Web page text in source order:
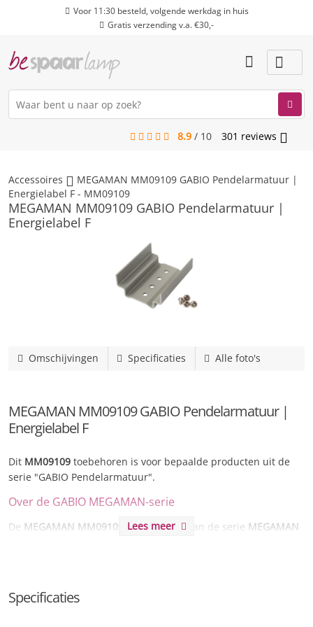
Voor 11:30 besteld, volgende werkdag in huis
Gratis verzending v.a. €30,-
8.9 / 10 301 reviews
Accessoires
MEGAMAN MM09109 GABIO Pendelarmatuur |
Energielabel F - MM09109
MEGAMAN MM09109 GABIO Pendelarmatuur |
Energielabel F
Omschijvingen Specificaties Alle foto's
MEGAMAN MM09109 GABIO Pendelarmatuur |
Energielabel F
Dit MM09109 toebehoren is voor bepaalde producten uit de
serie "GABIO Pendelarmatuur".
Over de GABIO MEGAMAN-serie
De MEGAMAN MM09109 is onderdeel van de serie MEGAMAN
Maak diverse vormen door meerdere GABIO elementen aan
Lees meer
Specificaties